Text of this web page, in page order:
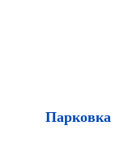
Парковка